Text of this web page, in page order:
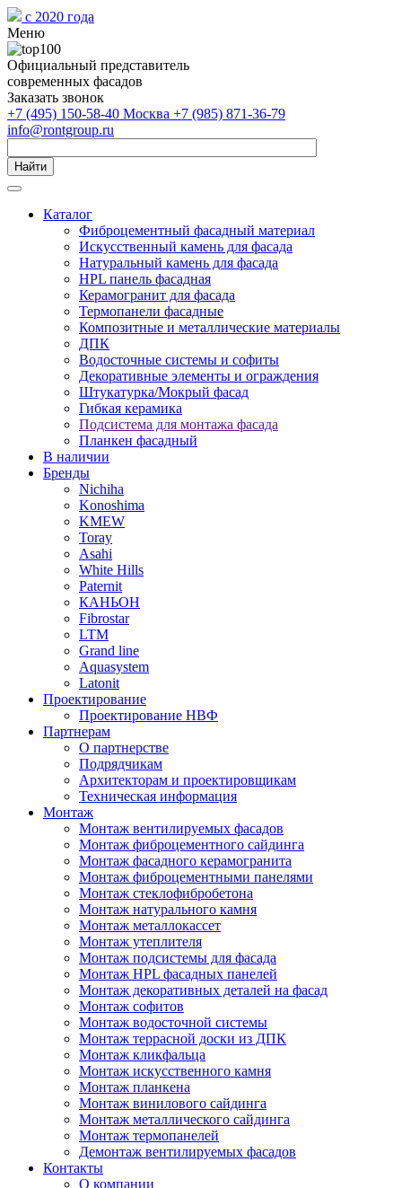
с 2020 года
Меню
Официальный представитель
современных фасадов
Заказать звонок
+7 (495) 150-58-40 Москва +7 (985) 871-36-79
info@rontgroup.ru
Найти
Каталог
Фиброцементный фасадный материал
Искусственный камень для фасада
Натуральный камень для фасада
HPL панель фасадная
Керамогранит для фасада
Термопанели фасадные
Композитные и металлические материалы
ДПК
Водосточные системы и софиты
Декоративные элементы и ограждения
Штукатурка/Мокрый фасад
Гибкая керамика
Подсистема для монтажа фасада
Планкен фасадный
В наличии
Бренды
Nichiha
Konoshima
KMEW
Toray
Asahi
White Hills
Paternit
КАНЬОН
Fibrostar
LTM
Grand line
Aquasystem
Latonit
Проектирование
Проектирование НВФ
Партнерам
О партнерстве
Подрядчикам
Архитекторам и проектировщикам
Техническая информация
Монтаж
Монтаж вентилируемых фасадов
Монтаж фиброцементного сайдинга
Монтаж фасадного керамогранита
Монтаж фиброцементными панелями
Монтаж стеклофибробетона
Монтаж натурального камня
Монтаж металлокассет
Монтаж утеплителя
Монтаж подсистемы для фасада
Монтаж HPL фасадных панелей
Монтаж декоративных деталей на фасад
Монтаж софитов
Монтаж водосточной системы
Монтаж террасной доски из ДПК
Монтаж кликфальца
Монтаж искусственного камня
Монтаж планкена
Монтаж винилового сайдинга
Монтаж металлического сайдинга
Монтаж термопанелей
Демонтаж вентилируемых фасадов
Контакты
О компании